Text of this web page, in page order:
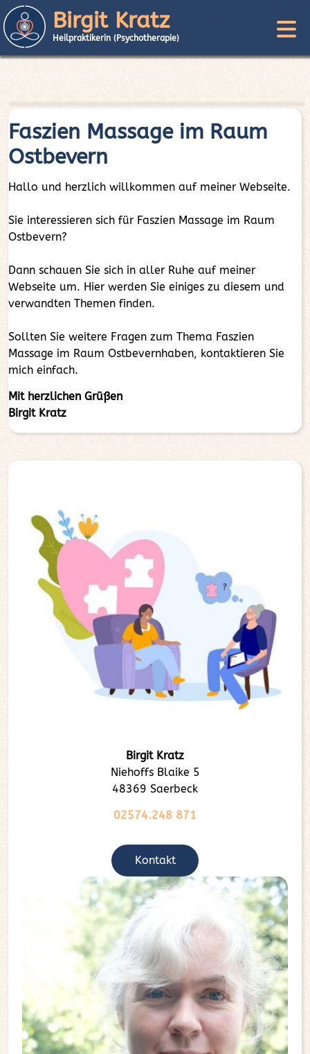
Birgit Kratz
Heilpraktikerin (Psychotherapie)
Faszien Massage im Raum
Ostbevern
Hallo und herzlich willkommen auf meiner Webseite.
Sie interessieren sich für Faszien Massage im Raum
Ostbevern?
Dann schauen Sie sich in aller Ruhe auf meiner
Webseite um. Hier werden Sie einiges zu diesem und
verwandten Themen finden.
Sollten Sie weitere Fragen zum Thema Faszien
Massage im Raum Ostbevernhaben, kontaktieren Sie
mich einfach.
Mit herzlichen Grüßen
Birgit Kratz
Birgit Kratz
Niehoffs Blaike 5
48369 Saerbeck
02574.248 871
Kontakt